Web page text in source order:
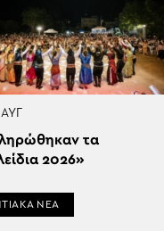
ΑΥΓ
τα
2026»
ΝΕΑ